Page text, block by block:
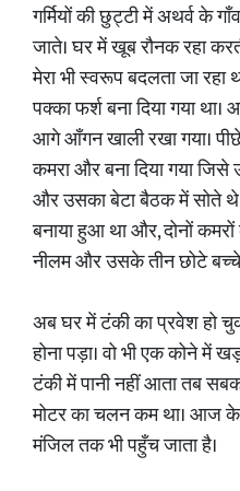
गर्मियों की छुट्टी में अथर्व के
जाते। घर में खूब रौनक रहा
मेरा भी स्वरूप बदलता जा
पक्का फर्श बना दिया गया
आगे आँगन खाली रखा गया।
कमरा और बना दिया गया
और उसका बेटा बैठक में सोते
बनाया हुआ था और, दोनों
नीलम और उसके तीन छोटे
अब घर में टंकी का प्रवेश हो
होना पड़ा। वो भी एक कोने में
टंकी में पानी नहीं आता तब
मोटर का चलन कम था। आज के
मंजिल तक भी पहुँच जाता है।